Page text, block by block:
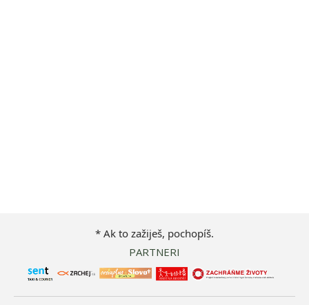
* Ak to zažiješ, pochopíš.
PARTNERI